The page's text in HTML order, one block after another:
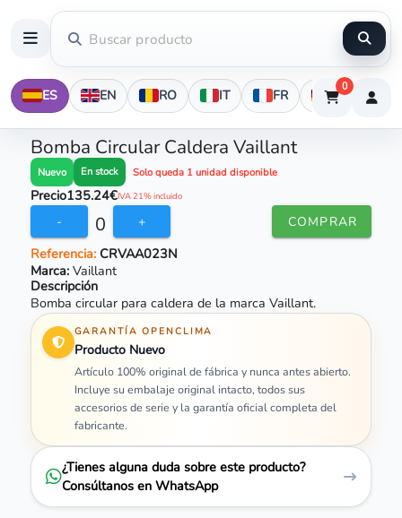
ES EN RO IT FR DE
0
Bomba Circular Caldera Vaillant
Nuevo En stock Solo queda 1 unidad disponible
Precio135.24€IVA 21% incluido
- 0 + COMPRAR
Referencia:CRVAA023N
Marca: Vaillant
Descripción
Bomba circular para caldera de la marca Vaillant.
GARANTÍA OPENCLIMA
Producto Nuevo
Artículo 100% original de fábrica y nunca antes abierto.
Incluye su embalaje original intacto, todos sus
accesorios de serie y la garantía oficial completa del
fabricante.
¿Tienes alguna duda sobre este producto?
Consúltanos en WhatsApp